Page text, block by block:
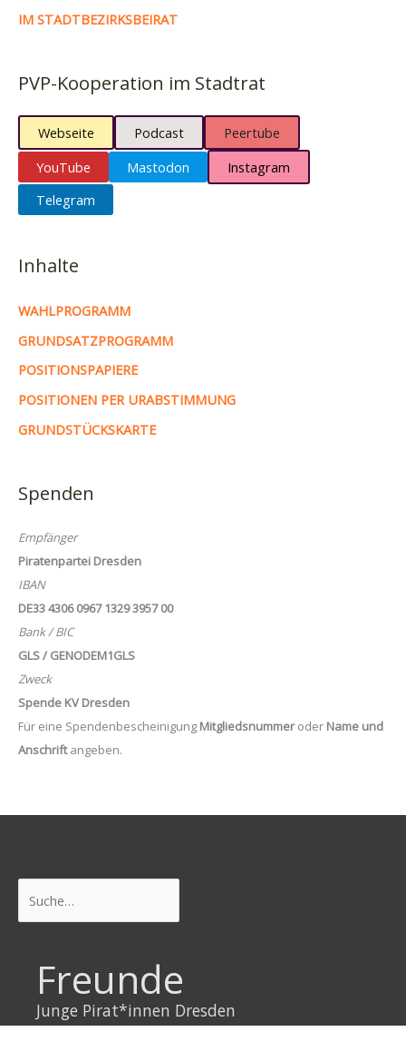
IM STADTBEZIRKSBEIRAT
PVP-Kooperation im Stadtrat
Webseite Podcast
Peertube
YouTube
Mastodon
Instagram
Telegram
Inhalte
WAHLPROGRAMM
GRUNDSATZPROGRAMM
POSITIONSPAPIERE
POSITIONEN PER URABSTIMMUNG
GRUNDSTÜCKSKARTE
Spenden
Empfänger
Piratenpartei Dresden
IBAN
DE33 4306 0967 1329 3957 00
Bank / BIC
GLS / GENODEM1GLS
Zweck
Spende KV Dresden
Für eine Spendenbescheinigung Mitgliedsnummeroder Name und
Anschriftangeben.
Freunde
Junge Pirat*innen Dresden
Neustadtpiraten